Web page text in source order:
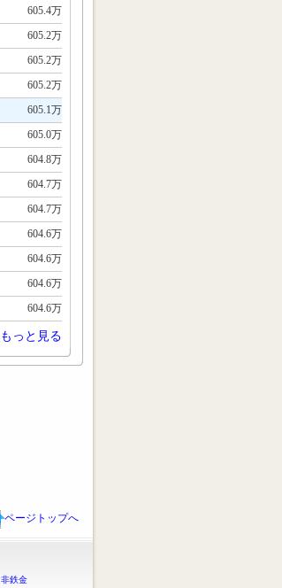
605.4万
605.2万
605.2万
605.2万
605.1万
605.0万
604.8万
604.7万
604.7万
604.6万
604.6万
604.6万
604.6万
もっと見る
ページトップへ
非鉄金